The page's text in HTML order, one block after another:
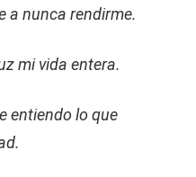
a nunca rendirme.
mi vida entera.
entiendo lo que